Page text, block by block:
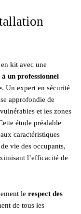
kit avec une
un professionnel
. Un expert en sécurité
approfondie de
et les zones
étude préalable
caractéristiques
vie des occupants,
l’efficacité de
le respect des
de tous les